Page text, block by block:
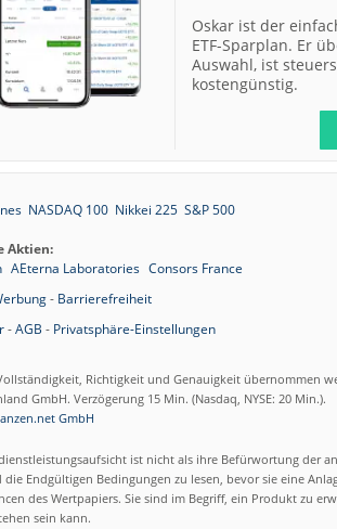
Oskar ist der
ETF-Sparplan. Er
Auswahl, ist
kostengünstig.
NASDAQ 100 Nikkei 225 S&P 500
Aktien:
AEterna Laboratories Consors France
- Barrierefreiheit
-AGB - Privatsphäre-Einstellungen
Richtigkeit und Genauigkeit übernommen
GmbH. Verzögerung 15 Min. (Nasdaq, NYSE: 20 Min.).
GmbH
ist nicht als ihre Befürwortung der
Endgültigen Bedingungen zu lesen, bevor sie eine
des Wertpapiers. Sie sind im Begriff, ein Produkt zu
sein kann.